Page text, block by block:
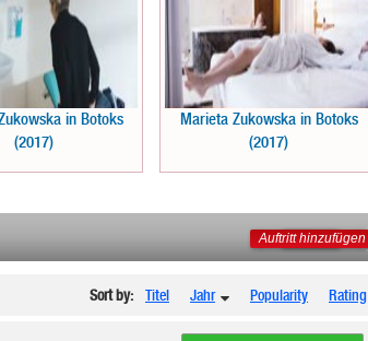
in Botoks
(2017)
Marieta Zukowska in Botoks
(2017)
Auftritt hinzufügen
Sort by: Titel Jahr Popularity Rating